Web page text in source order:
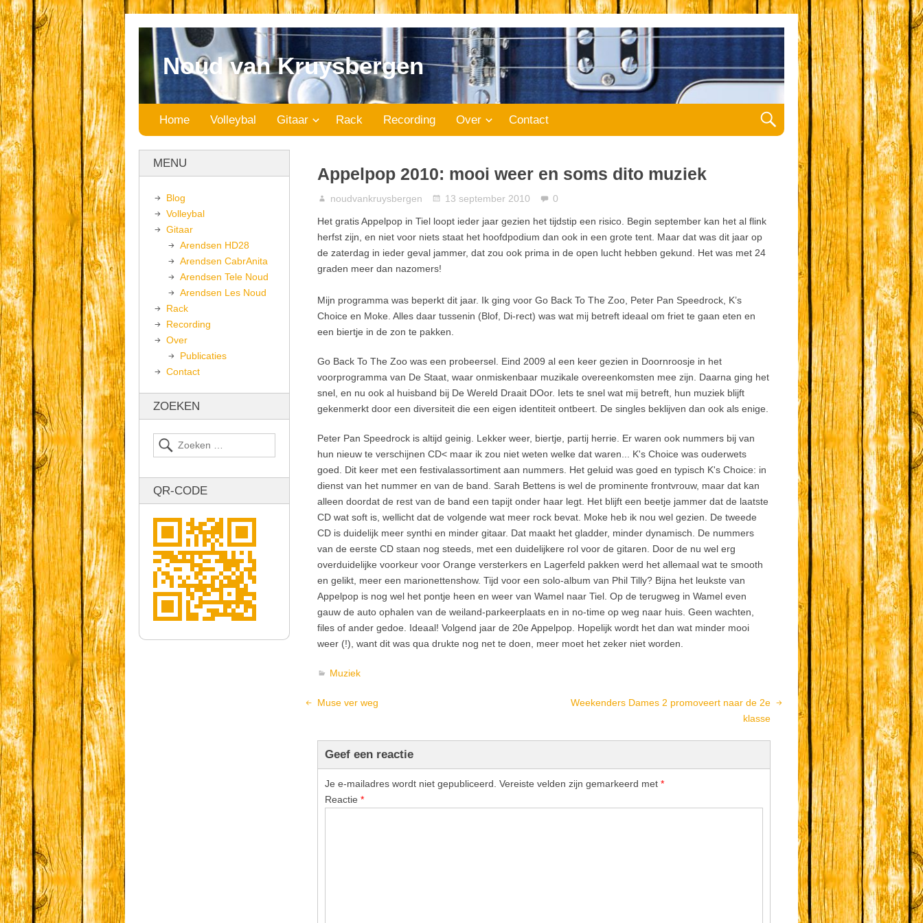
Noud van Kruysbergen
Home Volleybal Gitaar Rack Recording Over Contact
Appelpop 2010: mooi weer en soms dito muziek
noudvankruysbergen 13 september 2010 0
Het gratis Appelpop in Tiel loopt ieder jaar gezien het tijdstip een risico. Begin september kan het al flink
herfst zijn, en niet voor niets staat het hoofdpodium dan ook in een grote tent. Maar dat was dit jaar op
de zaterdag in ieder geval jammer, dat zou ook prima in de open lucht hebben gekund. Het was met 24
graden meer dan nazomers!
Mijn programma was beperkt dit jaar. Ik ging voor Go Back To The Zoo, Peter Pan Speedrock, K’s
Choice en Moke. Alles daar tussenin (Blof, Di-rect) was wat mij betreft ideaal om friet te gaan eten en
een biertje in de zon te pakken.
Go Back To The Zoo was een probeersel. Eind 2009 al een keer gezien in Doornroosje in het
voorprogramma van De Staat, waar onmiskenbaar muzikale overeenkomsten mee zijn. Daarna ging het
snel, en nu ook al huisband bij De Wereld Draait DOor. Iets te snel wat mij betreft, hun muziek blijft
gekenmerkt door een diversiteit die een eigen identiteit ontbeert. De singles beklijven dan ook als enige.
Peter Pan Speedrock is altijd geinig. Lekker weer, biertje, partij herrie. Er waren ook nummers bij van
hun nieuw te verschijnen CD< maar ik zou niet weten welke dat waren... K's Choice was ouderwets
goed. Dit keer met een festivalassortiment aan nummers. Het geluid was goed en typisch K's Choice: in
dienst van het nummer en van de band. Sarah Bettens is wel de prominente frontvrouw, maar dat kan
alleen doordat de rest van de band een tapijt onder haar legt. Het blijft een beetje jammer dat de laatste
CD wat soft is, wellicht dat de volgende wat meer rock bevat. Moke heb ik nou wel gezien. De tweede
CD is duidelijk meer synthi en minder gitaar. Dat maakt het gladder, minder dynamisch. De nummers
van de eerste CD staan nog steeds, met een duidelijkere rol voor de gitaren. Door de nu wel erg
overduidelijke voorkeur voor Orange versterkers en Lagerfeld pakken werd het allemaal wat te smooth
en gelikt, meer een marionettenshow. Tijd voor een solo-album van Phil Tilly? Bijna het leukste van
Appelpop is nog wel het pontje heen en weer van Wamel naar Tiel. Op de terugweg in Wamel even
gauw de auto ophalen van de weiland-parkeerplaats en in no-time op weg naar huis. Geen wachten,
files of ander gedoe. Ideaal! Volgend jaar de 20e Appelpop. Hopelijk wordt het dan wat minder mooi
weer (!), want dit was qua drukte nog net te doen, meer moet het zeker niet worden.
Muziek
Muse ver weg
Weekenders Dames 2 promoveert naar de 2e
klasse
Geef een reactie
Je e-mailadres wordt niet gepubliceerd. Vereiste velden zijn gemarkeerd met *
Reactie *
MENU
Blog
Volleybal
Gitaar
Arendsen HD28
Arendsen CabrAnita
Arendsen Tele Noud
Arendsen Les Noud
Rack
Recording
Over
Publicaties
Contact
ZOEKEN
QR-CODE